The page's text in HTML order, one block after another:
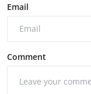
Email
Comment